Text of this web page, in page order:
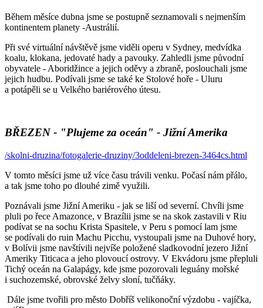
Během měsíce dubna jsme se postupně seznamovali s nejmenším
kontinentem planety -Austrálií.
Při své virtuální návštěvě jsme viděli operu v Sydney, medvídka
koalu, klokana, jedovaté hady a pavouky. Zahledli jsme původní
obyvatele - Aboridžince a jejich oděvy a zbraně, poslouchali jsme
jejich hudbu. Podívali jsme se také ke Stolové hoře - Uluru
a potápěli se u Velkého bariérového útesu.
BŘEZEN - "Plujeme za oceán" - Jižní Amerika
/skolni-druzina/fotogalerie-druziny/3oddeleni-brezen-3464cs.html
V tomto měsíci jsme už více času trávili venku. Počasí nám přálo,
a tak jsme toho po dlouhé zimě využili.
Poznávali jsme Jižní Ameriku - jak se liší od severní. Chvíli jsme
pluli po řece Amazonce, v Brazílii jsme se na skok zastavili v Riu
podívat se na sochu Krista Spasitele, v Peru s pomocí lam jsme
se podívali do ruin Machu Picchu, vystoupali jsme na Duhové hory,
v Bolívii jsme navštívili nejvíše položené sladkovodní jezero Jižní
Ameriky Titicaca a jeho plovoucí ostrovy. V Ekvádoru jsme přepluli
Tichý oceán na Galapágy, kde jsme pozorovali leguány mořské
i suchozemské, obrovské želvy sloní, tučňáky.
Dále jsme tvořili pro město Dobříš velikonoční výzdobu - vajíčka,